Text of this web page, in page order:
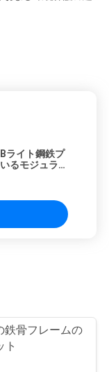
ライト鋼鉄プ
るモジュラー
鉄骨フレームの
ト